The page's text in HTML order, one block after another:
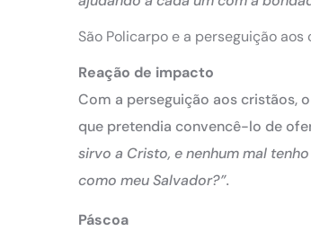
São Policarpo e a perseguição aos
Reação de impacto
Com a perseguição aos cristãos,
que pretendia convencê-lo de
sirvo a Cristo, e nenhum mal
como meu Salvador?”.
Páscoa